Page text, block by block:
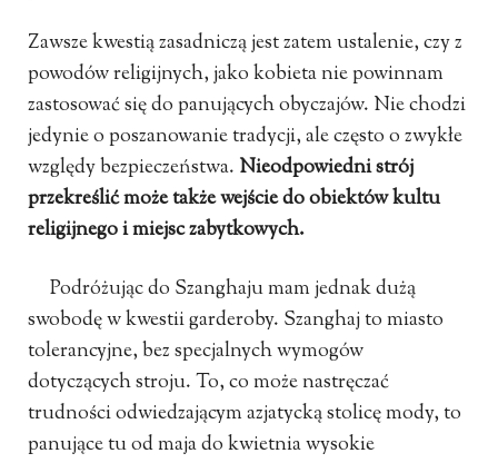
Zawsze kwestią zasadniczą jest zatem ustalenie, czy z
powodów religijnych, jako kobieta nie powinnam
zastosować się do panujących obyczajów. Nie chodzi
jedynie o poszanowanie tradycji, ale często o zwykłe
względy bezpieczeństwa. Nieodpowiedni strój
przekreślić może także wejście do obiektów kultu
religijnego i miejsc zabytkowych.
Podróżując do Szanghaju mam jednak dużą
swobodę w kwestii garderoby. Szanghaj to miasto
tolerancyjne, bez specjalnych wymogów
dotyczących stroju. To, co może nastręczać
trudności odwiedzającym azjatycką stolicę mody, to
panujące tu od maja do kwietnia wysokie